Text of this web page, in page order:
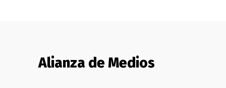
Alianza de Medios